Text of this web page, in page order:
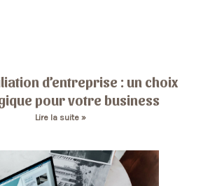
d’entreprise : un choix
pour votre business
Lire la suite »